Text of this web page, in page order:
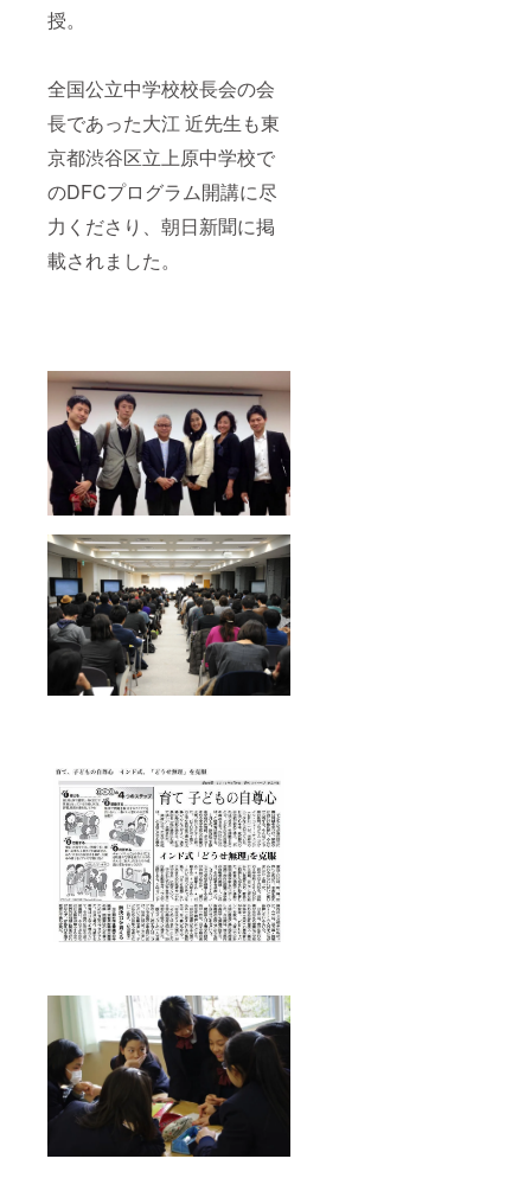
授。
全国公立中学校校長会の会
長であった大江 近先生も東
京都渋谷区立上原中学校で
のDFCプログラム開講に尽
力くださり、朝日新聞に掲
載されました。